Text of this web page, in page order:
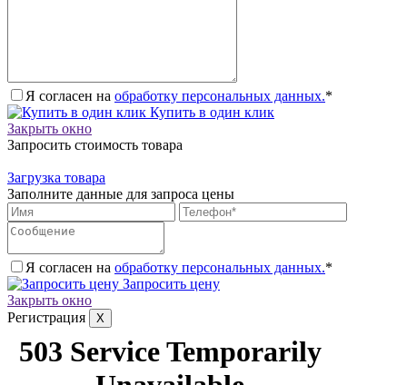
Я согласен на обработку персональных данных.*
Купить в один клик
Закрыть окно
Запросить стоимость товара
Загрузка товара
Заполните данные для запроса цены
Я согласен на обработку персональных данных.*
Запросить цену
Закрыть окно
Регистрация
X